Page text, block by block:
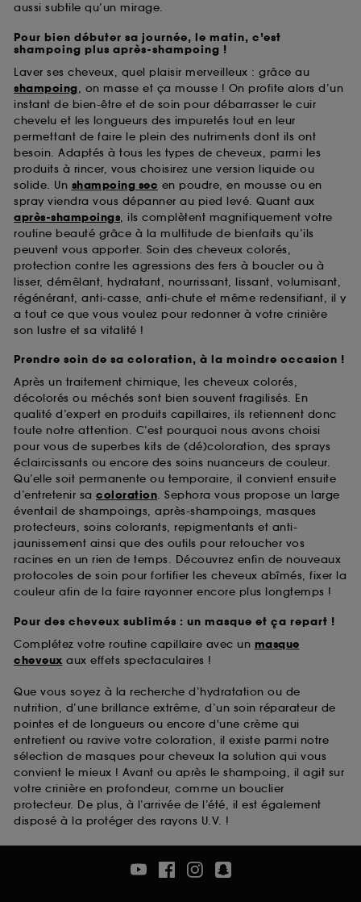
aussi subtile qu’un mirage.
Pour bien débuter sa journée, le matin, c’est
shampoing plus après-shampoing !
Laver ses cheveux, quel plaisir merveilleux : grâce au
shampoing, on masse et ça mousse ! On profite alors d’un
instant de bien-être et de soin pour débarrasser le cuir
chevelu et les longueurs des impuretés tout en leur
permettant de faire le plein des nutriments dont ils ont
besoin. Adaptés à tous les types de cheveux, parmi les
produits à rincer, vous choisirez une version liquide ou
solide. Un shampoing sec en poudre, en mousse ou en
spray viendra vous dépanner au pied levé. Quant aux
après-shampoings, ils complètent magnifiquement votre
routine beauté grâce à la multitude de bienfaits qu’ils
peuvent vous apporter. Soin des cheveux colorés,
protection contre les agressions des fers à boucler ou à
lisser, démêlant, hydratant, nourrissant, lissant, volumisant,
régénérant, anti-casse, anti-chute et même redensifiant, il y
a tout ce que vous voulez pour redonner à votre crinière
son lustre et sa vitalité !
Prendre soin de sa coloration, à la moindre occasion !
Après un traitement chimique, les cheveux colorés,
décolorés ou méchés sont bien souvent fragilisés. En
qualité d’expert en produits capillaires, ils retiennent donc
toute notre attention. C’est pourquoi nous avons choisi
pour vous de superbes kits de (dé)coloration, des sprays
éclaircissants ou encore des soins nuanceurs de couleur.
Qu’elle soit permanente ou temporaire, il convient ensuite
d’entretenir sa coloration. Sephora vous propose un large
éventail de shampoings, après-shampoings, masques
protecteurs, soins colorants, repigmentants et anti-
jaunissement ainsi que des outils pour retoucher vos
racines en un rien de temps. Découvrez enfin de nouveaux
protocoles de soin pour fortifier les cheveux abîmés, fixer la
couleur afin de la faire rayonner encore plus longtemps !
Pour des cheveux sublimés : un masque et ça repart !
Complétez votre routine capillaire avec un masque
cheveux aux effets spectaculaires !
Que vous soyez à la recherche d’hydratation ou de
nutrition, d’une brillance extrême, d’un soin réparateur de
pointes et de longueurs ou encore d'une crème qui
entretient ou ravive votre coloration, il existe parmi notre
sélection de masques pour cheveux la solution qui vous
convient le mieux ! Avant ou après le shampoing, il agit sur
votre crinière en profondeur, comme un bouclier
protecteur. De plus, à l’arrivée de l’été, il est également
disposé à la protéger des rayons U.V. !